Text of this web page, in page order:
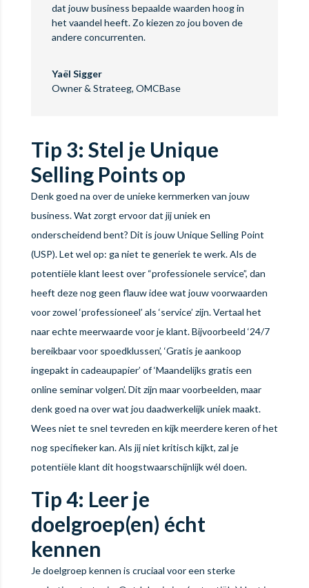
dat jouw business bepaalde waarden hoog in
het vaandel heeft. Zo kiezen zo jou boven de
andere concurrenten.
Yaël Sigger
Owner & Strateeg, OMCBase
Tip 3: Stel je Unique
Selling Points op
Denk goed na over de unieke kernmerken van jouw
business. Wat zorgt ervoor dat jij uniek en
onderscheidend bent? Dit is jouw Unique Selling Point
(USP). Let wel op: ga niet te generiek te werk. Als de
potentiële klant leest over “professionele service”, dan
heeft deze nog geen flauw idee wat jouw voorwaarden
voor zowel ‘professioneel’ als ‘service’ zijn. Vertaal het
naar echte meerwaarde voor je klant. Bijvoorbeeld ‘24/7
bereikbaar voor spoedklussen’, ‘Gratis je aankoop
ingepakt in cadeaupapier’ of ‘Maandelijks gratis een
online seminar volgen’. Dit zijn maar voorbeelden, maar
denk goed na over wat jou daadwerkelijk uniek maakt.
Wees niet te snel tevreden en kijk meerdere keren of het
nog specifieker kan. Als jij niet kritisch kijkt, zal je
potentiële klant dit hoogstwaarschijnlijk wél doen.
Tip 4: Leer je
doelgroep(en) écht
kennen
Je doelgroep kennen is cruciaal voor een sterke